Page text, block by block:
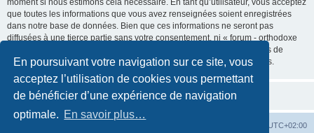
En poursuivant votre navigation sur ce site, vous
acceptez l’utilisation de cookies vous permettant
de bénéficier d’une expérience de navigation
optimale. En savoir plus…
moment si nous estimons cela nécessaire. En tant qu’utilisateur, vous acceptez
que toutes les informations que vous avez renseignées soient enregistrées
dans notre base de données. Bien que ces informations ne seront pas
diffusées à une tierce partie sans votre consentement, ni « forum - orthodoxe
.com », ni phpBB, ne pourront être tenus comme responsables en cas de
tentative de piratage informatique visant à compromettre vos données.
UTC+02:00